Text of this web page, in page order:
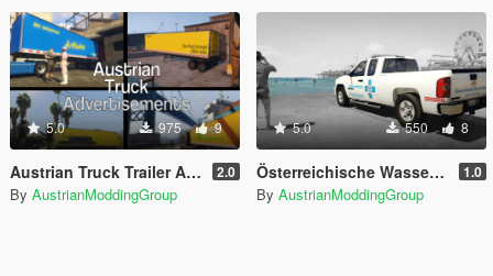
5.0 975 9
Austrian Truck Trailer Advertisements (Trucks, Cars)| Post, DHL, Dachser usw... | ÖSTERREICH 2.0
By AustrianModdingGroup
5.0 550 8
Österreichische Wasserrettung Chevrolet Silverado 2010 | Austrian Waterrescue Chevrolet Silverado 2010 (AUSTRIA/ÖSTERREICH) 1.0
By AustrianModdingGroup